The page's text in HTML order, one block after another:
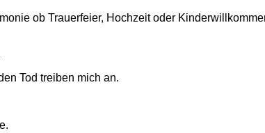
ob Trauerfeier, Hochzeit oder
Tod treiben mich an.